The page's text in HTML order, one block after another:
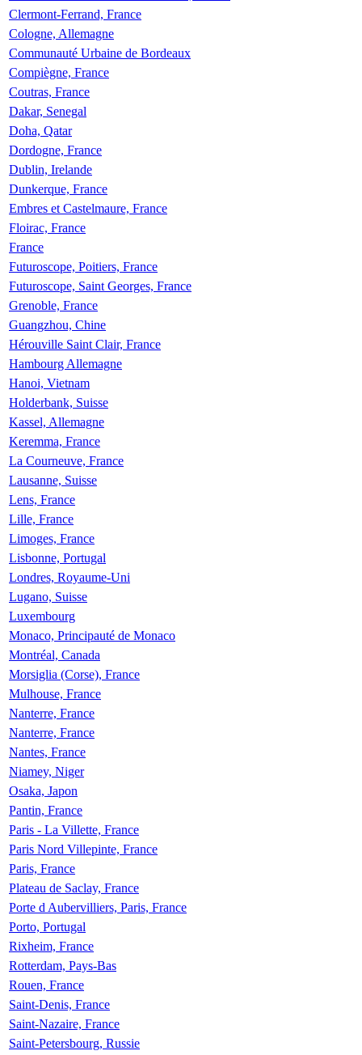
Clermont-Ferrand, France
Cologne, Allemagne
Communauté Urbaine de Bordeaux
Compiègne, France
Coutras, France
Dakar, Senegal
Doha, Qatar
Dordogne, France
Dublin, Irelande
Dunkerque, France
Embres et Castelmaure, France
Floirac, France
France
Futuroscope, Poitiers, France
Futuroscope, Saint Georges, France
Grenoble, France
Guangzhou, Chine
Hérouville Saint Clair, France
Hambourg Allemagne
Hanoi, Vietnam
Holderbank, Suisse
Kassel, Allemagne
Keremma, France
La Courneuve, France
Lausanne, Suisse
Lens, France
Lille, France
Limoges, France
Lisbonne, Portugal
Londres, Royaume-Uni
Lugano, Suisse
Luxembourg
Monaco, Principauté de Monaco
Montréal, Canada
Morsiglia (Corse), France
Mulhouse, France
Nanterre, France
Nanterre, France
Nantes, France
Niamey, Niger
Osaka, Japon
Pantin, France
Paris - La Villette, France
Paris Nord Villepinte, France
Paris, France
Plateau de Saclay, France
Porte d Aubervilliers, Paris, France
Porto, Portugal
Rixheim, France
Rotterdam, Pays-Bas
Rouen, France
Saint-Denis, France
Saint-Nazaire, France
Saint-Petersbourg, Russie